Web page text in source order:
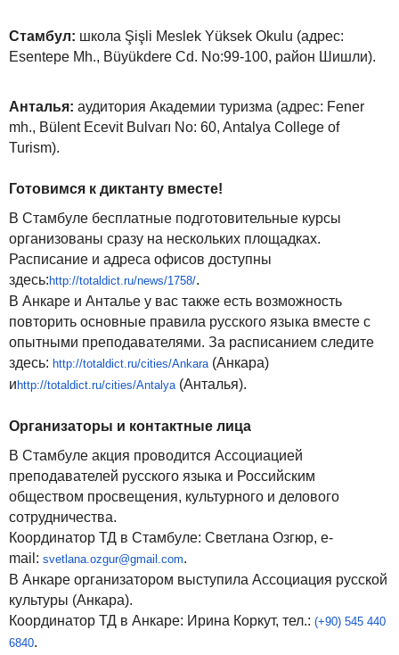
Стамбул: школа Şişli Meslek Yüksek Okulu (адрес:
Esentepe Mh., Büyükdere Cd. No:99-100, район Шишли).
Анталья: аудитория Академии туризма (адрес: Fener
mh., Bülent Ecevit Bulvarı No: 60, Antalya College of
Turism).
Готовимся к диктанту вместе!
В Стамбуле бесплатные подготовительные курсы
организованы сразу на нескольких площадках.
Расписание и адреса офисов доступны
здесь: http://totaldict.ru/news/1758/.
В Анкаре и Анталье у вас также есть возможность
повторить основные правила русского языка вместе с
опытными преподавателями. За расписанием следите
здесь: http://totaldict.ru/cities/Ankara (Анкара)
и http://totaldict.ru/cities/Antalya (Анталья).
Организаторы и контактные лица
В Стамбуле акция проводится Ассоциацией
преподавателей русского языка и Российским
обществом просвещения, культурного и делового
сотрудничества.
Координатор ТД в Стамбуле: Светлана Озгюр, e-
mail: svetlana.ozgur@gmail.com.
В Анкаре организатором выступила Ассоциация русской
культуры (Анкара).
Координатор ТД в Анкаре: Ирина Коркут, тел.: (+90) 545 440
6840.